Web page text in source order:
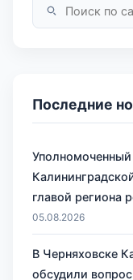
Последние
главой региона
05.08.2026
В Черняховске
обсудили